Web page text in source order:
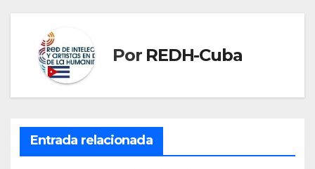
Por REDH-Cuba
Entrada relacionada